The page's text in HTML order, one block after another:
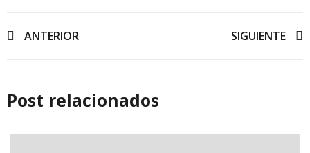
ANTERIOR SIGUIENTE
Post relacionados